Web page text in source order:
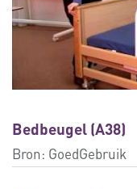
Bedbeugel (A38)
Bron: GoedGebruik